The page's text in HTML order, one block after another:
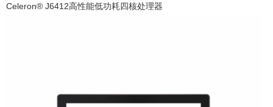
Celeron® J6412高性能低功耗四核处理器